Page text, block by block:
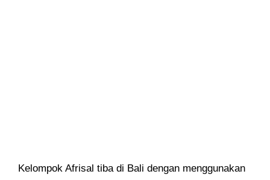
Kelompok Afrisal tiba di Bali dengan menggunakan